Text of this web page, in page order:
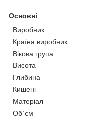
Основні
Виробник
Країна виробник
Вікова група
Висота
Глибина
Кишені
Матеріал
Об`єм